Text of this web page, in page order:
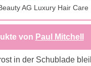
AG Luxury Hair Care
von Paul Mitchell
in der Schublade